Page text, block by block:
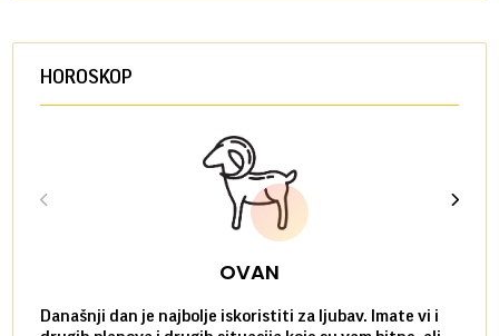
HOROSKOP
OVAN
Današnji dan je najbolje iskoristiti za ljubav. Imate vi i